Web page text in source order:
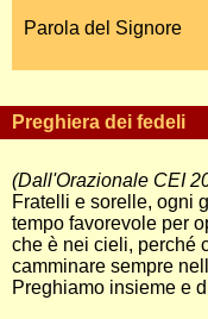
Parola del Signore
Preghiera dei fedeli
(Dall'Orazionale CEI
Fratelli e sorelle, ogni
tempo favorevole per
che è nei cieli, perché
camminare sempre
Preghiamo insieme e